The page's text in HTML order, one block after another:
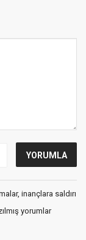
inançlara saldırı
yorumlar